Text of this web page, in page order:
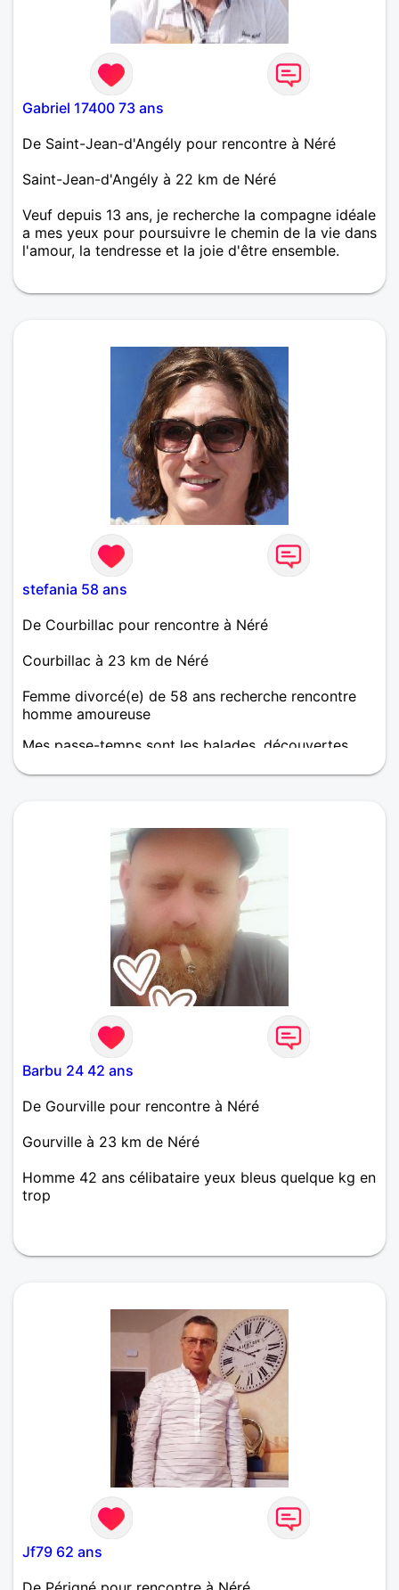
Gabriel 17400 73 ans
De Saint-Jean-d'Angély pour rencontre à Néré
Saint-Jean-d'Angély à 22 km de Néré
Veuf depuis 13 ans, je recherche la compagne idéale
a mes yeux pour poursuivre le chemin de la vie dans
l'amour, la tendresse et la joie d'être ensemble.
stefania 58 ans
De Courbillac pour rencontre à Néré
Courbillac à 23 km de Néré
Femme divorcé(e) de 58 ans recherche rencontre
homme amoureuse
Mes passe-temps sont les balades, découvertes,
musique etc.
Barbu 24 42 ans
De Gourville pour rencontre à Néré
Gourville à 23 km de Néré
Homme 42 ans célibataire yeux bleus quelque kg en
trop
Jf79 62 ans